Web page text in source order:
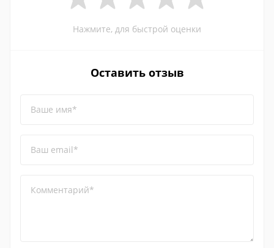
Нажмите, для быстрой оценки
Оставить отзыв
Ваше имя*
Ваш email*
Комментарий*